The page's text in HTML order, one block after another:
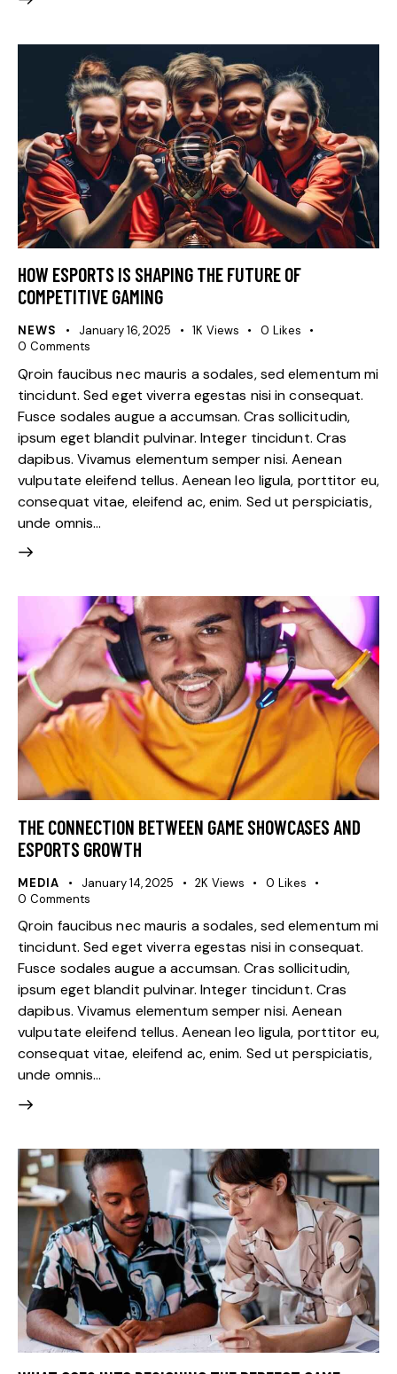
HOW ESPORTS IS SHAPING THE FUTURE OF
COMPETITIVE GAMING
NEWS January 16, 2025 1K Views 0 Likes
0 Comments
Qroin faucibus nec mauris a sodales, sed elementum mi
tincidunt. Sed eget viverra egestas nisi in consequat.
Fusce sodales augue a accumsan. Cras sollicitudin,
ipsum eget blandit pulvinar. Integer tincidunt. Cras
dapibus. Vivamus elementum semper nisi. Aenean
vulputate eleifend tellus. Aenean leo ligula, porttitor eu,
consequat vitae, eleifend ac, enim. Sed ut perspiciatis,
unde omnis…
THE CONNECTION BETWEEN GAME SHOWCASES AND
ESPORTS GROWTH
MEDIA January 14, 2025 2K Views 0 Likes
0 Comments
Qroin faucibus nec mauris a sodales, sed elementum mi
tincidunt. Sed eget viverra egestas nisi in consequat.
Fusce sodales augue a accumsan. Cras sollicitudin,
ipsum eget blandit pulvinar. Integer tincidunt. Cras
dapibus. Vivamus elementum semper nisi. Aenean
vulputate eleifend tellus. Aenean leo ligula, porttitor eu,
consequat vitae, eleifend ac, enim. Sed ut perspiciatis,
unde omnis…